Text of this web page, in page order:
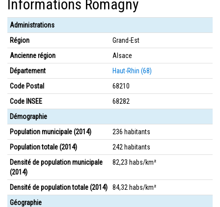
Informations Romagny
Administrations
Région
Grand-Est
Ancienne région
Alsace
Département
Haut-Rhin (68)
Code Postal
68210
Code INSEE
68282
Démographie
Population municipale (2014)
236 habitants
Population totale (2014)
242 habitants
Densité de population municipale
(2014)
82,23 habs/km²
Densité de population totale (2014)
84,32 habs/km²
Géographie